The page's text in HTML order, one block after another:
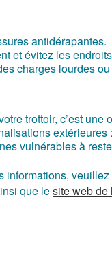
antidérapantes.
et évitez les
charges lourdes
trottoir, c’est
extérieures
vulnérables à
informations,
que lesite web de